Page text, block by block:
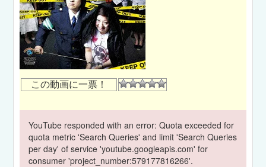
この動画に一票！
YouTube responded with an error: Quota exceeded for
quota metric 'Search Queries' and limit 'Search Queries
per day' of service 'youtube.googleapis.com' for
consumer 'project_number:579177816266'.